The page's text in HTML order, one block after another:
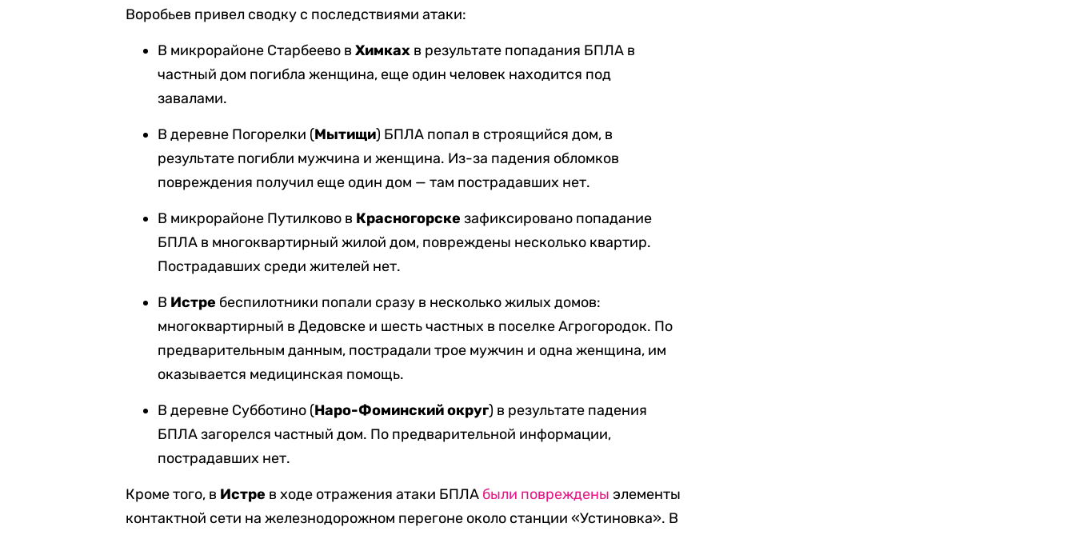
Воробьев привел сводку с последствиями атаки:
В микрорайоне Старбеево вХимках в результате попадания БПЛА в
частный дом погибла женщина, еще один человек находится под
завалами.
В деревне Погорелки (Мытищи) БПЛА попал в строящийся дом, в
результате погибли мужчина и женщина. Из-за падения обломков
повреждения получил еще один дом — там пострадавших нет.
В микрорайоне Путилково в Красногорске зафиксировано попадание
БПЛА в многоквартирный жилой дом, повреждены несколько квартир.
Пострадавших среди жителей нет.
В Истре беспилотники попали сразу в несколько жилых домов:
многоквартирный в Дедовске и шесть частных в поселке Агрогородок. По
предварительным данным, пострадали трое мужчин и одна женщина, им
оказывается медицинская помощь.
В деревне Субботино (Наро-Фоминский округ) в результате падения
БПЛА загорелся частный дом. По предварительной информации,
пострадавших нет.
Кроме того, в Истре в ходе отражения атаки БПЛА были повреждены элементы
контактной сети на железнодорожном перегоне около станции «Устиновка». В